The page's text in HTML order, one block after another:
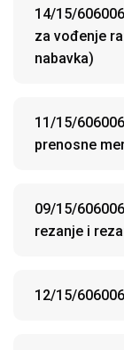
14/15/
za vođenje
nabavka)
11/15/
prenosne
09/15/
rezanje i
12/15/